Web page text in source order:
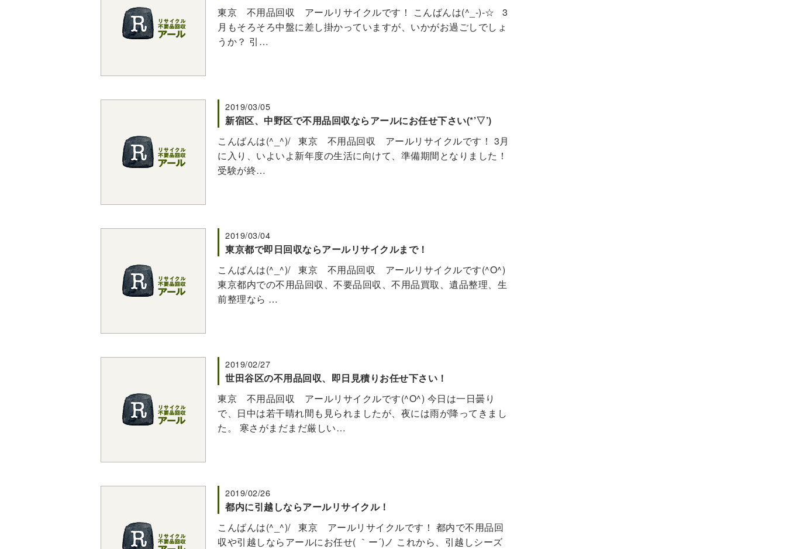
東京 不用品回収 アールリサイクルです！ こんばんは(^_-)-☆ 3
月もそろそろ中盤に差し掛かっていますが、いかがお過ごしでしょ
うか？ 引…
2019/03/05
新宿区、中野区で不用品回収ならアールにお任せ下さい(*’▽’)
こんばんは(^_^)/ 東京 不用品回収 アールリサイクルです！ 3月
に入り、いよいよ新年度の生活に向けて、準備期間となりました！
受験が終…
2019/03/04
東京都で即日回収ならアールリサイクルまで！
こんばんは(^_^)/ 東京 不用品回収 アールリサイクルです(^O^)
東京都内での不用品回収、不要品回収、不用品買取、遺品整理、生
前整理なら …
2019/02/27
世田谷区の不用品回収、即日見積りお任せ下さい！
東京 不用品回収 アールリサイクルです(^O^) 今日は一日曇り
で、日中は若干晴れ間も見られましたが、夜には雨が降ってきまし
た。 寒さがまだまだ厳しい…
2019/02/26
都内に引越しならアールリサイクル！
こんばんは(^_^)/ 東京 アールリサイクルです！ 都内で不用品回
収や引越しならアールにお任せ( ｀ー´)ノ これから、引越しシーズ